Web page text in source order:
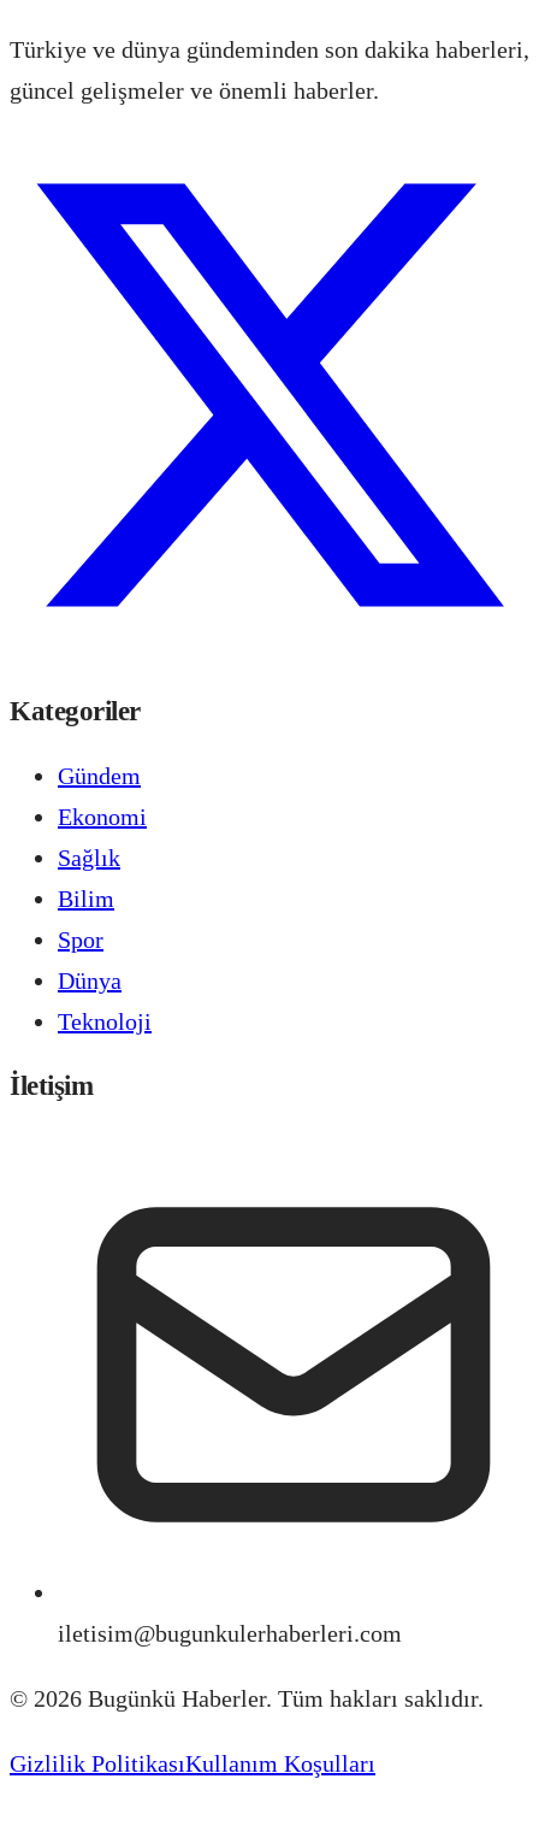
Türkiye ve dünya gündeminden son dakika haberleri,
güncel gelişmeler ve önemli haberler.
Kategoriler
Gündem
Ekonomi
Sağlık
Bilim
Spor
Dünya
Teknoloji
İletişim
iletisim@bugunkulerhaberleri.com
© 2026 Bugünkü Haberler. Tüm hakları saklıdır.
Gizlilik PolitikasıKullanım Koşulları